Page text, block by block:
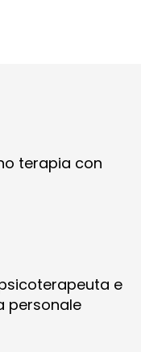
terapia con
e
personale